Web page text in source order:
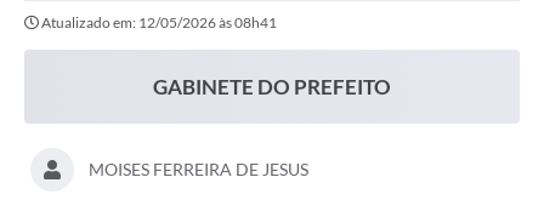
Município
Transparência
Secretarias
Atualizado em: 12/05/2026 às 08h41
GABINETE DO PREFEITO
MOISES FERREIRA DE JESUS